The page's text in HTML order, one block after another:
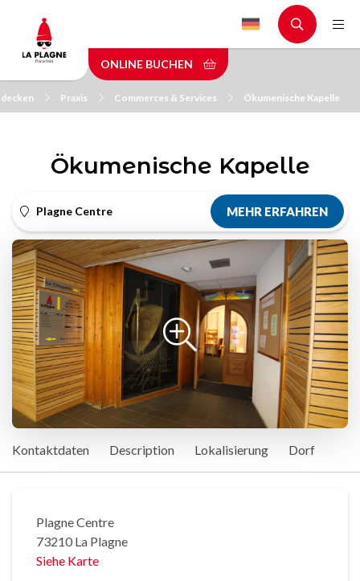
main
content
ONLINE BUCHEN
Praxis Commerces & Services Ökumenische Kapelle
Ökumenische Kapelle
Plagne Centre MEHR ERFAHREN
Kontaktdaten Description Lokalisierung Dorf
Plagne Centre
73210 La Plagne
Siehe Karte